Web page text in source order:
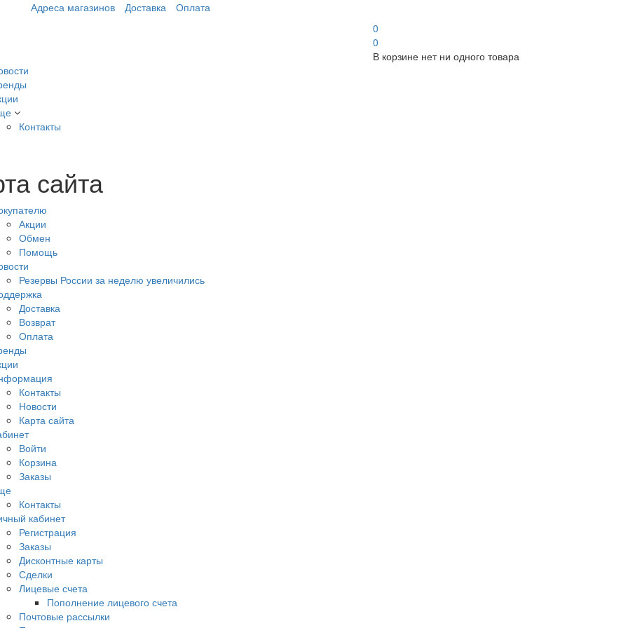
Адреса магазинов Доставка
Оплата
0
0
В корзине нет ни одного товара
Контакты
сайта
Акции
Обмен
Помощь
Резервы России за неделю увеличились
Доставка
Возврат
Оплата
Контакты
Новости
Карта сайта
Войти
Корзина
Заказы
Контакты
кабинет
Регистрация
Заказы
Дисконтные карты
Сделки
Лицевые счета
Пополнение лицевого счета
Почтовые рассылки